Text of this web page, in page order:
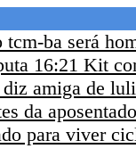
tcm-ba será
16:21 Kit
amiga de
da
para viver